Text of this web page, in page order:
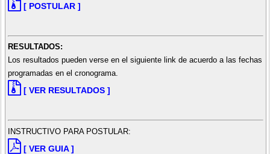
[ POSTULAR ]
RESULTADOS:
Los resultados pueden verse en el siguiente link de acuerdo a las fechas
programadas en el cronograma.
[ VER RESULTADOS ]
INSTRUCTIVO PARA POSTULAR:
[ VER GUIA ]